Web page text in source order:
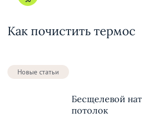
Как почистить термос
Новые статьи
Бесщелевой
потолок